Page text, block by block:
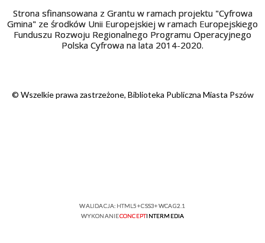
Strona sfinansowana z Grantu w ramach projektu "Cyfrowa
Gmina" ze środków Unii Europejskiej w ramach Europejskiego
Funduszu Rozwoju Regionalnego Programu Operacyjnego
Polska Cyfrowa na lata 2014-2020.
© Wszelkie prawa zastrzeżone, Biblioteka Publiczna Miasta Pszów
WALIDACJA: HTML5+CSS3+WCAG 2.1
WYKONANIECONCEPTINTERMEDIA